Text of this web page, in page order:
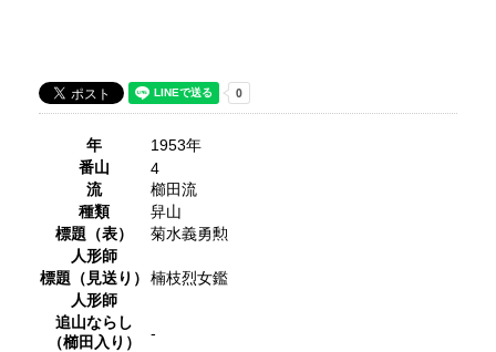
年
1953年
番山
4
流
櫛田流
種類
舁山
標題（表）
菊水義勇勲
人形師
標題（見送り）
楠枝烈女鑑
人形師
追山ならし
（櫛田入り）
-